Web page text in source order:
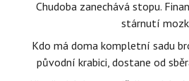
Chudoba zanechává stopu.
stárnutí
Kdo má doma kompletní sadu
původní krabici, dostane od